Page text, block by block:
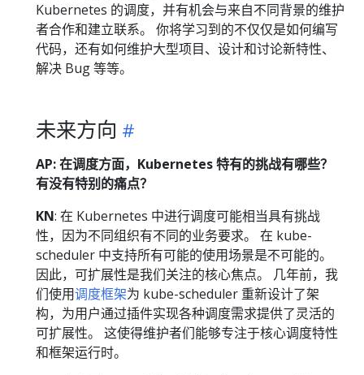
Kubernetes 的调度，并有机会与来自不同背景的维护
者合作和建立联系。 你将学习到的不仅仅是如何编写
代码，还有如何维护大型项目、设计和讨论新特性、
解决 Bug 等等。
未来方向
AP: 在调度方面，Kubernetes 特有的挑战有哪些？
有没有特别的痛点？
KN: 在 Kubernetes 中进行调度可能相当具有挑战
性，因为不同组织有不同的业务要求。 在 kube-
scheduler 中支持所有可能的使用场景是不可能的。
因此，可扩展性是我们关注的核心焦点。 几年前，我
们使用调度框架为 kube-scheduler 重新设计了架
构，为用户通过插件实现各种调度需求提供了灵活的
可扩展性。 这使得维护者们能够专注于核心调度特性
和框架运行时。